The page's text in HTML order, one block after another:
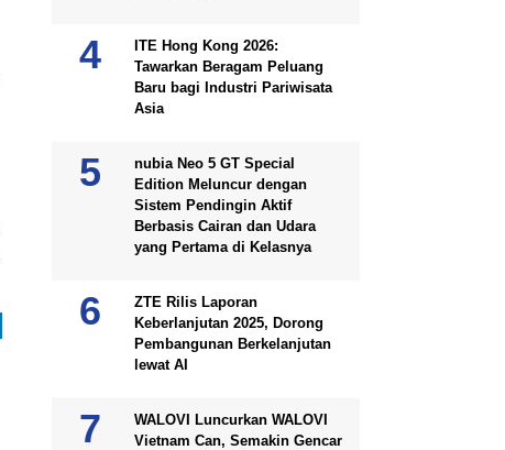
ITE Hong Kong 2026:
Tawarkan Beragam Peluang
Baru bagi Industri Pariwisata
Asia
nubia Neo 5 GT Special
Edition Meluncur dengan
Sistem Pendingin Aktif
Berbasis Cairan dan Udara
yang Pertama di Kelasnya
ZTE Rilis Laporan
Keberlanjutan 2025, Dorong
Pembangunan Berkelanjutan
lewat AI
WALOVI Luncurkan WALOVI
Vietnam Can, Semakin Gencar